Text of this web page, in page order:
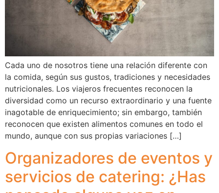
Cada uno de nosotros tiene una relación diferente con
la comida, según sus gustos, tradiciones y necesidades
nutricionales. Los viajeros frecuentes reconocen la
diversidad como un recurso extraordinario y una fuente
inagotable de enriquecimiento; sin embargo, también
reconocen que existen alimentos comunes en todo el
mundo, aunque con sus propias variaciones […]
Organizadores de eventos y
servicios de catering: ¿Has